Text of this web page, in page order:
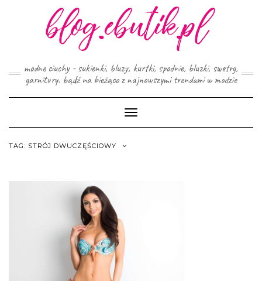
modne ciuchy - sukienki, bluzy, kurtki, spodnie, bluzki, swetry,
garnitury. bądź na bieżąco z najnowszymi trendami w modzie
Toggle
Navigation
TAG: STRÓJ DWUCZĘŚCIOWY